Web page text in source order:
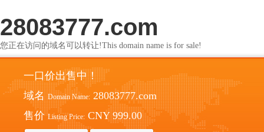
28083777.com
您正在访问的域名可以转让!This domain name is for sale!
一口价出售中！
域名 Domain Name: 28083777.com
售价 Listing Price: CNY 999.00